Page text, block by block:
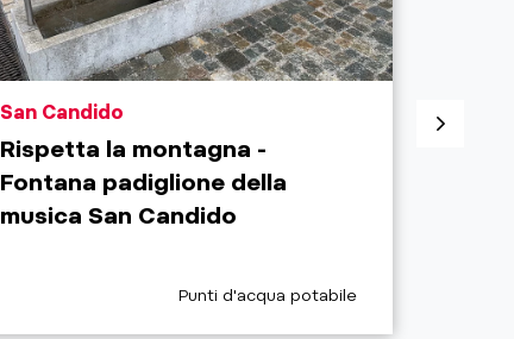
aria.poi_location_prefix
San Candido
Rispetta la montagna -
Fontana padiglione della
musica San Candido
aria.poi_category_prefix
Punti d'acqua potabile